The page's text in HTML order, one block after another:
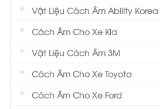
Vật Liệu Cách Âm Ability Korea
Cách Âm Cho Xe Kia
Vật Liệu Cách Âm 3M
Cách Âm Cho Xe Toyota
Cách Âm Cho Xe Ford